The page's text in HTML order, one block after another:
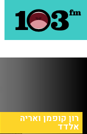
רון קופמן ואריה
אלדד